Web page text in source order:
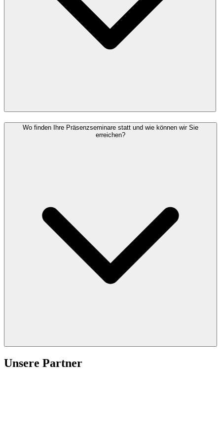
Wo finden Ihre Präsenzseminare statt und wie können wir Sie
erreichen?
Unsere Partner